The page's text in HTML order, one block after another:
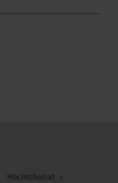
Hochschulrat